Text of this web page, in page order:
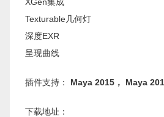
Texturable几何灯
深度EXR
呈现曲线
插件支持： Maya 2015， Maya
下载地址：